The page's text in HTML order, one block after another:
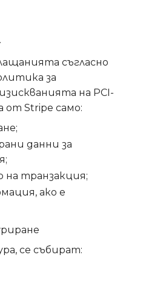
съгласно
за
на PCI-
от Stripe само:
данни за
транзакция;
ако е
се събират: